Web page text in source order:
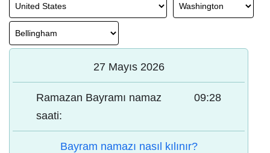
27 Mayıs 2026
Ramazan Bayramı namaz
saati:
09:28
Bayram namazı nasıl kılınır?